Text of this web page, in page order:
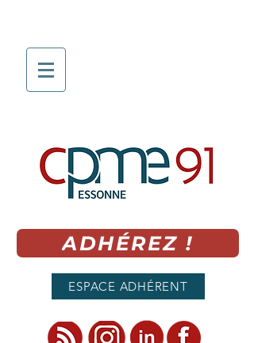
ADHÉREZ !
ESPACE ADHÉRENT